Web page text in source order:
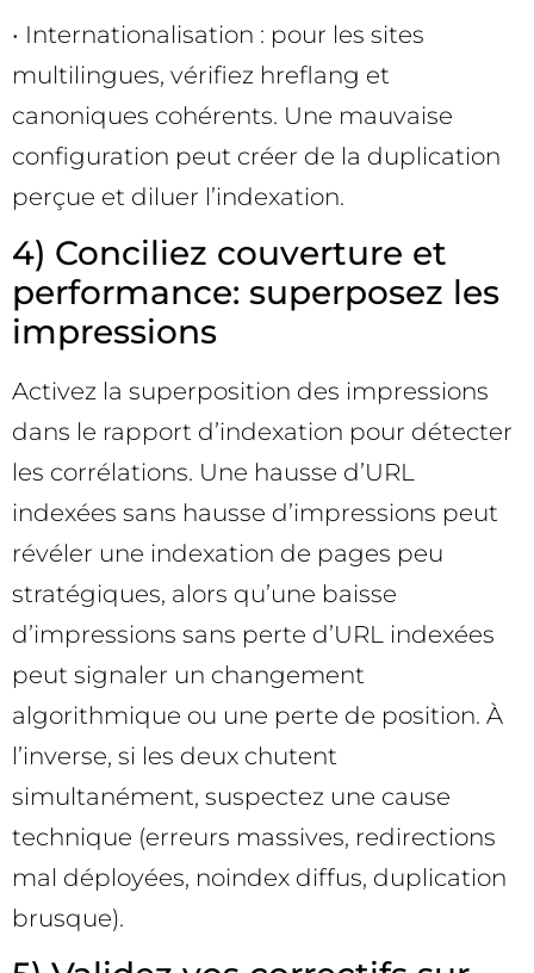
• Internationalisation : pour les sites
multilingues, vérifiez hreflang et
canoniques cohérents. Une mauvaise
configuration peut créer de la duplication
perçue et diluer l’indexation.
4) Conciliez couverture et
performance: superposez les
impressions
Activez la superposition des impressions
dans le rapport d’indexation pour détecter
les corrélations. Une hausse d’URL
indexées sans hausse d’impressions peut
révéler une indexation de pages peu
stratégiques, alors qu’une baisse
d’impressions sans perte d’URL indexées
peut signaler un changement
algorithmique ou une perte de position. À
l’inverse, si les deux chutent
simultanément, suspectez une cause
technique (erreurs massives, redirections
mal déployées, noindex diffus, duplication
brusque).